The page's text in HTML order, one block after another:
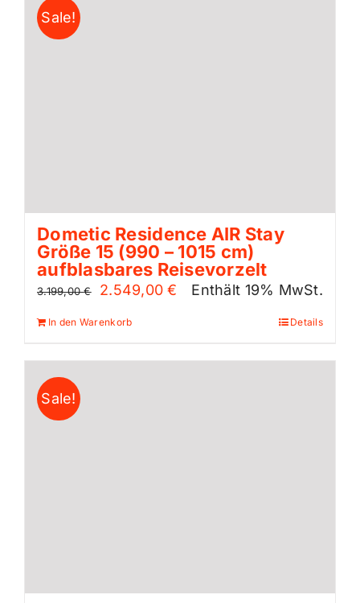
Sale!
Dometic Residence AIR Stay
Größe 15 (990 – 1015 cm)
aufblasbares Reisevorzelt
3.199,00€
Ursprünglicher
3.199,00 €
2.549,00€ Aktueller
2.549,00 €.
Enthält 19% MwSt.
In den Warenkorb Details
Sale!